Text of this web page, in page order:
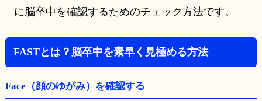
に脳卒中を確認するためのチェック方法です。
FASTとは？脳卒中を素早く見極める方法
Face（顔のゆがみ）を確認する